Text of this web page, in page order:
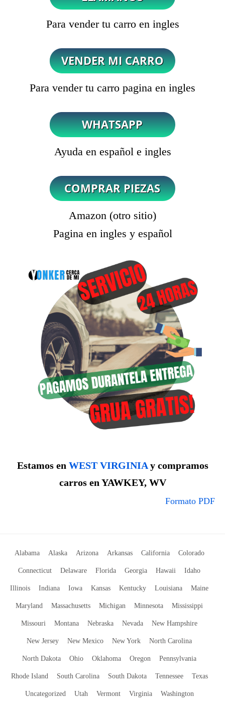
Para vender tu carro en ingles
Para vender tu carro pagina en ingles
Ayuda en español e ingles
Amazon (otro sitio)
Pagina en ingles y español
Estamos en WEST VIRGINIAy compramos
carros en YAWKEY, WV
Formato PDF
Alabama Alaska Arizona Arkansas California Colorado
Connecticut Delaware Florida Georgia Hawaii Idaho
Illinois Indiana Iowa Kansas Kentucky Louisiana Maine
Maryland Massachusetts Michigan Minnesota Mississippi
Missouri Montana Nebraska Nevada New Hampshire
New Jersey New Mexico New York North Carolina
North Dakota Ohio Oklahoma Oregon Pennsylvania
Rhode Island South Carolina South Dakota Tennessee Texas
Uncategorized Utah Vermont Virginia Washington